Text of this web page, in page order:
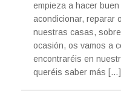
empieza a hacer
acondicionar, reparar
nuestras casas,
ocasión, os vamos a
encontraréis en
queréis saber más […]